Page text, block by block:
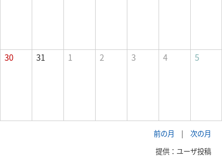
30 31 1 2 3 4 5
前の月 | 次の月
提供：ユーザ投稿